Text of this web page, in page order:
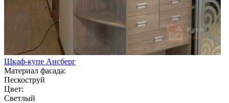
Шкаф-купе Ансберг
Материал фасада:
Пескоструй
Цвет:
Светлый